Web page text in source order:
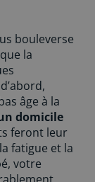
bouleverse
la
âge à la
domicile
feront leur
fatigue et la
votre